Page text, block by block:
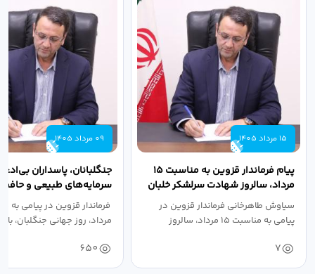
15 مرداد 1405
پیام فرماندار قزوین به مناسبت ۱۵
مرداد، سالروز شهادت سرلشکر خلبان
شهید عباس...
سیاوش طاهرخانی فرماندار قزوین در
پیامی به مناسبت ۱۵ مرداد، سالروز
7
09 مرداد 1405
جنگلبانان، پاسداران
سرمایه‌های طبیعی و
سرزمین هستند
مرداد، روز جهانی جنگلبان، با...
650